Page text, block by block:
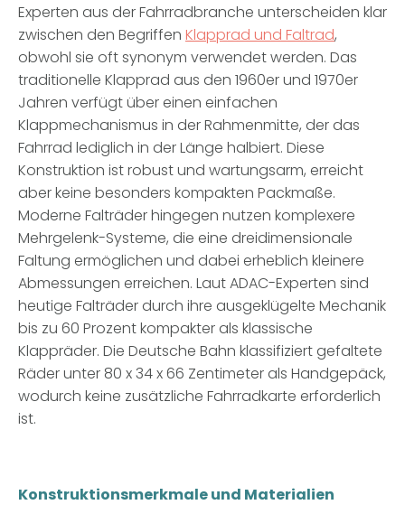
Experten aus der Fahrradbranche unterscheiden klar
zwischen den Begriffen Klapprad und Faltrad,
obwohl sie oft synonym verwendet werden. Das
traditionelle Klapprad aus den 1960er und 1970er
Jahren verfügt über einen einfachen
Klappmechanismus in der Rahmenmitte, der das
Fahrrad lediglich in der Länge halbiert. Diese
Konstruktion ist robust und wartungsarm, erreicht
aber keine besonders kompakten Packmaße.
Moderne Falträder hingegen nutzen komplexere
Mehrgelenk-Systeme, die eine dreidimensionale
Faltung ermöglichen und dabei erheblich kleinere
Abmessungen erreichen. Laut ADAC-Experten sind
heutige Falträder durch ihre ausgeklügelte Mechanik
bis zu 60 Prozent kompakter als klassische
Klappräder. Die Deutsche Bahn klassifiziert gefaltete
Räder unter 80 x 34 x 66 Zentimeter als Handgepäck,
wodurch keine zusätzliche Fahrradkarte erforderlich
ist.
Konstruktionsmerkmale und Materialien